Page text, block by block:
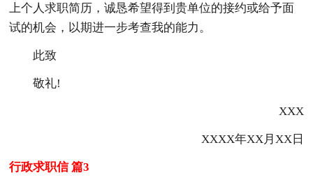
上个人求职简历，诚恳希望得到贵单位的接约或给予面
试的机会，以期进一步考查我的能力。
此致
敬礼!
XXX
XXXX年XX月XX日
行政求职信 篇3